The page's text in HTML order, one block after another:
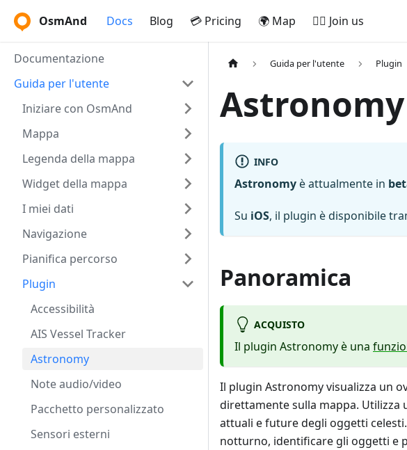
OsmAnd Docs Blog 💳 Pricing 🌍 Map 🚵‍♂️ Join us
Documentazione
Guida per l'utente
Iniziare con OsmAnd
Mappa
Legenda della mappa
Widget della mappa
I miei dati
Navigazione
Pianifica percorso
Plugin
Accessibilità
AIS Vessel Tracker
Astronomy
Note audio/video
Pacchetto personalizzato
Sensori esterni
Guida per l'utente Plugin
Astronomy
INFO
Astronomy è attualmente in
Su iOS, il plugin è disponibile
Panoramica
ACQUISTO
Il plugin Astronomy è una
Il plugin Astronomy visualizza un
direttamente sulla mappa. Utilizza
attuali e future degli oggetti
notturno, identificare gli oggetti e